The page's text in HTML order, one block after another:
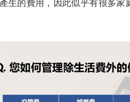
生的費用，因此似乎有很多